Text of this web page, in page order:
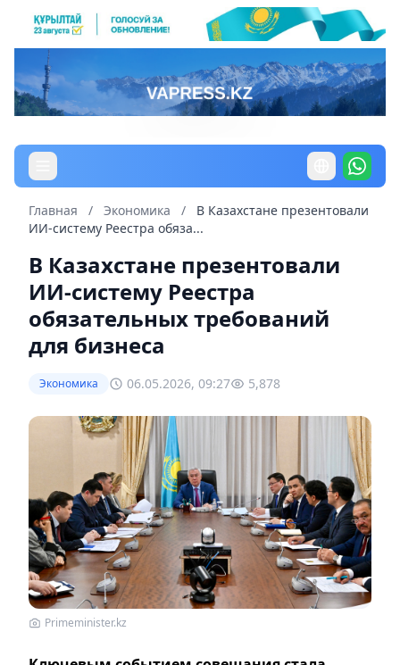
Главная / Экономика /
В Казахстане презентовали
ИИ-систему Реестра обяза...
В Казахстане презентовали
ИИ-систему Реестра
обязательных требований
для бизнеса
Экономика 06.05.2026, 09:27 5,878
Primeminister.kz